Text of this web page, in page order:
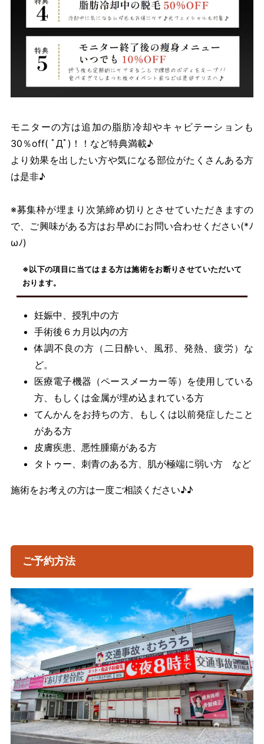
モニターの方は追加の脂肪冷却やキャビテーションも
30％off( ﾟДﾟ)！！など特典満載♪
より効果を出したい方や気になる部位がたくさんある方
は是非♪
※募集枠が埋まり次第締め切りとさせていただきますの
で、ご興味がある方はお早めにお問い合わせください(*ﾉ
ωﾉ)
※以下の項目に当てはまる方は施術をお断りさせていただいて
おります。
妊娠中、授乳中の方
手術後６カ月以内の方
体調不良の方（二日酔い、風邪、発熱、疲労）な
ど。
医療電子機器（ペースメーカー等）を使用している
方、もしくは金属が埋め込まれている方
てんかんをお持ちの方、もしくは以前発症したこと
がある方
皮膚疾患、悪性腫瘍がある方
タトゥー、刺青のある方、肌が極端に弱い方 など
施術をお考えの方は一度ご相談ください♪♪
ご予約方法